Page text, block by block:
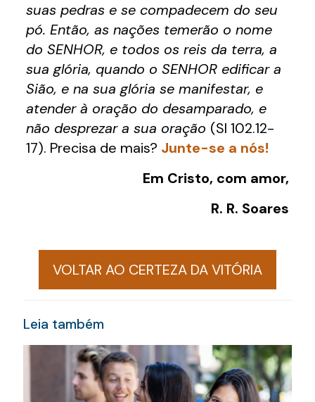
suas pedras e se compadecem do seu
pó. Então, as nações temerão o nome
do SENHOR, e todos os reis da terra, a
sua glória, quando o SENHOR edificar a
Sião, e na sua glória se manifestar, e
atender à oração do desamparado, e
não desprezar a sua oração (Sl 102.12-
17). Precisa de mais? Junte-se a nós!
Em Cristo, com amor,
R. R. Soares
VOLTAR AO CERTEZA DA VITÓRIA
Leia também